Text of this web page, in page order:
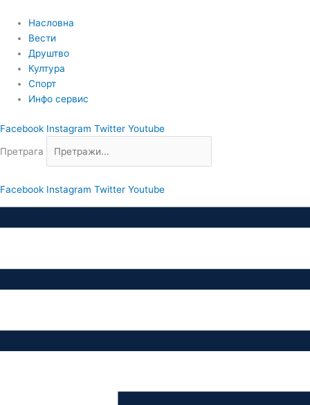
садржај
Насловна
Вести
Друштво
Култура
Спорт
Инфо сервис
Facebook Instagram Twitter Youtube
Претрага
Facebook Instagram Twitter Youtube